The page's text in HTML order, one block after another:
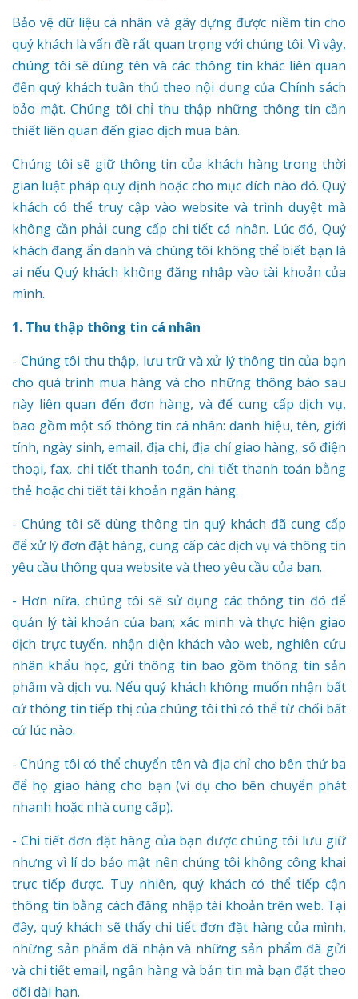
Bảo vệ dữ liệu cá nhân và gây dựng được niềm tin cho
quý khách là vấn đề rất quan trọng với chúng tôi. Vì vậy,
chúng tôi sẽ dùng tên và các thông tin khác liên quan
đến quý khách tuân thủ theo nội dung của Chính sách
bảo mật. Chúng tôi chỉ thu thập những thông tin cần
thiết liên quan đến giao dịch mua bán.
Chúng tôi sẽ giữ thông tin của khách hàng trong thời
gian luật pháp quy định hoặc cho mục đích nào đó. Quý
khách có thể truy cập vào website và trình duyệt mà
không cần phải cung cấp chi tiết cá nhân. Lúc đó, Quý
khách đang ẩn danh và chúng tôi không thể biết bạn là
ai nếu Quý khách không đăng nhập vào tài khoản của
mình.
1. Thu thập thông tin cá nhân
- Chúng tôi thu thập, lưu trữ và xử lý thông tin của bạn
cho quá trình mua hàng và cho những thông báo sau
này liên quan đến đơn hàng, và để cung cấp dịch vụ,
bao gồm một số thông tin cá nhân: danh hiệu, tên, giới
tính, ngày sinh, email, địa chỉ, địa chỉ giao hàng, số điện
thoại, fax, chi tiết thanh toán, chi tiết thanh toán bằng
thẻ hoặc chi tiết tài khoản ngân hàng.
- Chúng tôi sẽ dùng thông tin quý khách đã cung cấp
để xử lý đơn đặt hàng, cung cấp các dịch vụ và thông tin
yêu cầu thông qua website và theo yêu cầu của bạn.
- Hơn nữa, chúng tôi sẽ sử dụng các thông tin đó để
quản lý tài khoản của bạn; xác minh và thực hiện giao
dịch trực tuyến, nhận diện khách vào web, nghiên cứu
nhân khẩu học, gửi thông tin bao gồm thông tin sản
phẩm và dịch vụ. Nếu quý khách không muốn nhận bất
cứ thông tin tiếp thị của chúng tôi thì có thể từ chối bất
cứ lúc nào.
- Chúng tôi có thể chuyển tên và địa chỉ cho bên thứ ba
để họ giao hàng cho bạn (ví dụ cho bên chuyển phát
nhanh hoặc nhà cung cấp).
- Chi tiết đơn đặt hàng của bạn được chúng tôi lưu giữ
nhưng vì lí do bảo mật nên chúng tôi không công khai
trực tiếp được. Tuy nhiên, quý khách có thể tiếp cận
thông tin bằng cách đăng nhập tài khoản trên web. Tại
đây, quý khách sẽ thấy chi tiết đơn đặt hàng của mình,
những sản phẩm đã nhận và những sản phẩm đã gửi
và chi tiết email, ngân hàng và bản tin mà bạn đặt theo
dõi dài hạn.